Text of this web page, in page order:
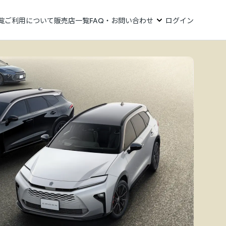
ご利用について販売店一覧FAQ・お問い合わせ ログイン